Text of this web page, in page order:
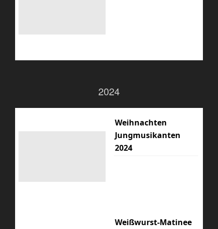
2024
Weihnachten
Jungmusikanten
2024
Weißwurst-Matinee